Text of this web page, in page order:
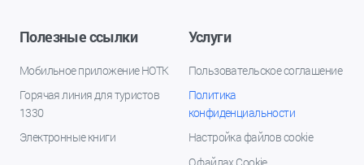
Полезные ссылки
Мобильное приложение НОТК
Горячая линия для туристов
1330
Электронные книги
Услуги
Пользовательское соглашение
Политика
конфиденциальности
Настройка файлов cookie